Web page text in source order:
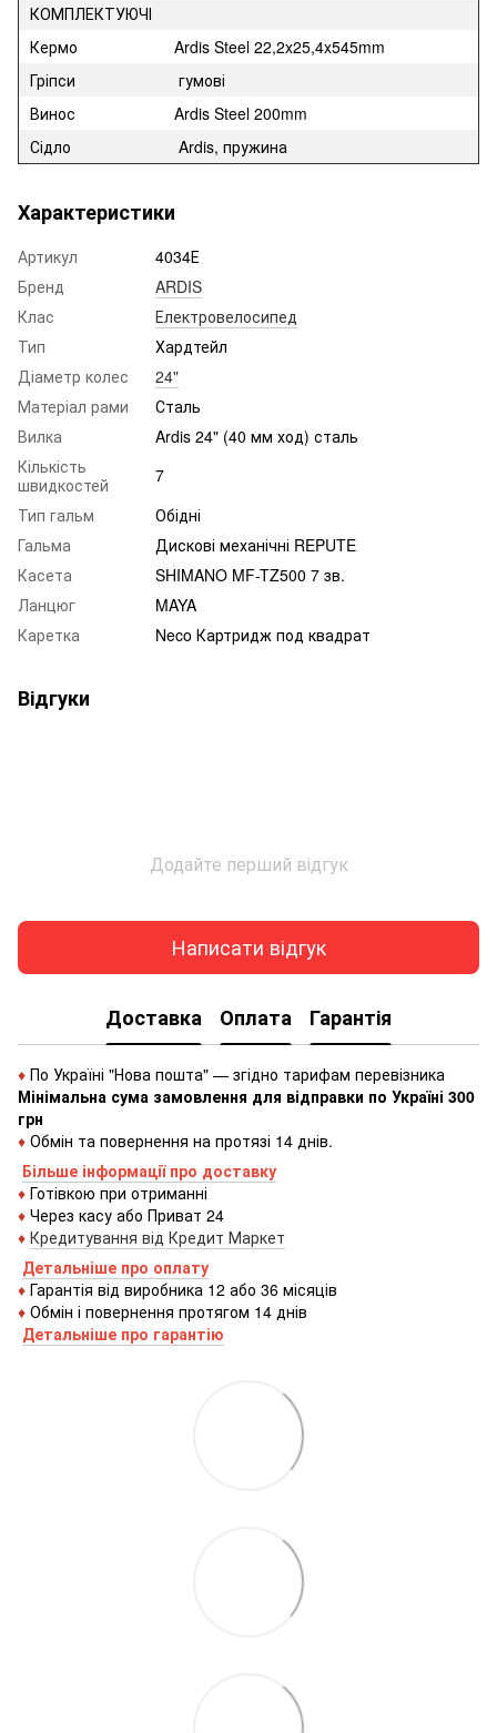
КОМПЛЕКТУЮЧІ
Кермо
Ardis Steel 22,2x25,4x545mm
Гріпси
гумові
Винос
Ardis Steel 200mm
Сідло
Ardis, пружина
Характеристики
Артикул
4034Е
Бренд
ARDIS
Клас
Електровелосипед
Тип
Хардтейл
Діаметр колес
24"
Матеріал рами
Сталь
Вилка
Ardis 24" (40 мм ход) сталь
Кількість
швидкостей
7
Тип гальм
Обідні
Гальма
Дискові механічні REPUTE
Касета
SHIMANO MF-TZ500 7 зв.
Ланцюг
MAYA
Каретка
Neco Картридж под квадрат
Відгуки
Додайте перший відгук
Написати відгук
Доставка Оплата Гарантія
♦ По Україні "Нова пошта" — згідно тарифам перевізника
Мінімальна сума замовлення для відправки по Україні 300
грн
♦ Обмін та повернення на протязі 14 днів.
Більше інформації про доставку
♦ Готівкою при отриманні
♦ Через касу або Приват 24
♦ Кредитування від Кредит Маркет
Детальніше про оплату
♦ Гарантія від виробника 12 або 36 місяців
♦ Обмін і повернення протягом 14 днів
Детальніше про гарантію